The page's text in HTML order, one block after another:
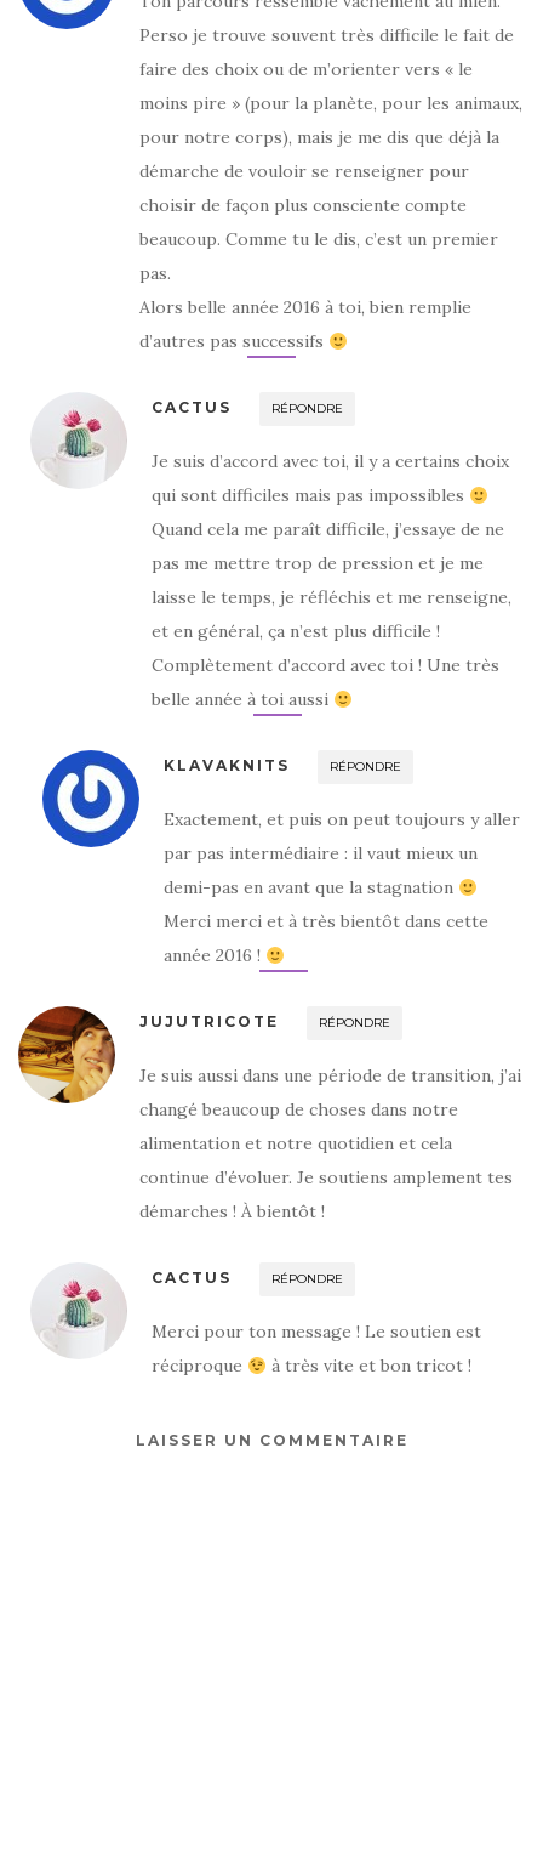
Perso je trouve souvent très difficile le fait de
faire des choix ou de m’orienter vers « le
moins pire » (pour la planète, pour les animaux,
pour notre corps), mais je me dis que déjà la
démarche de vouloir se renseigner pour
choisir de façon plus consciente compte
beaucoup. Comme tu le dis, c’est un premier
pas.
Alors belle année 2016 à toi, bien remplie
d’autres pas successifs
CACTUS RÉPONDRE
Je suis d’accord avec toi, il y a certains choix
qui sont difficiles mais pas impossibles
Quand cela me paraît difficile, j’essaye de ne
pas me mettre trop de pression et je me
laisse le temps, je réfléchis et me renseigne,
et en général, ça n’est plus difficile !
Complètement d’accord avec toi ! Une très
belle année à toi aussi
KLAVAKNITS RÉPONDRE
Exactement, et puis on peut toujours y aller
par pas intermédiaire : il vaut mieux un
demi-pas en avant que la stagnation
Merci merci et à très bientôt dans cette
année 2016 !
JUJUTRICOTE RÉPONDRE
Je suis aussi dans une période de transition, j’ai
changé beaucoup de choses dans notre
alimentation et notre quotidien et cela
continue d’évoluer. Je soutiens amplement tes
démarches ! À bientôt !
CACTUS RÉPONDRE
Merci pour ton message ! Le soutien est
réciproque
à très vite et bon tricot !
LAISSER UN COMMENTAIRE